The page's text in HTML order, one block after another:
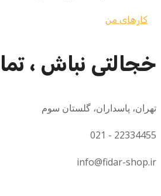
کارهای من
خجالتی نباش ،
تهران، پاسداران، گلستان سوم
22334455 - 021
info@fidar-shop.ir